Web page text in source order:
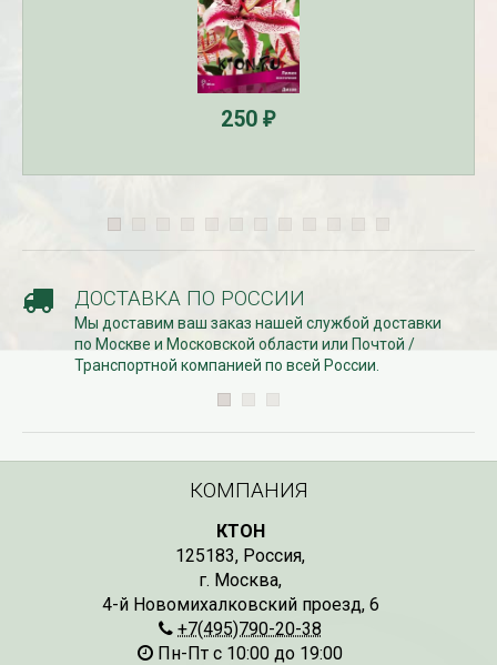
250 ₽
ДОСТАВКА ПО РОССИИ
Мы доставим ваш заказ нашей службой доставки
по Москве и Московской области или Почтой /
Транспортной компанией по всей России.
КОМПАНИЯ
КТОН
125183, Россия,
г. Москва,
4-й Новомихалковский проезд, 6
+7(495)790-20-38
Пн-Пт с 10:00 до 19:00